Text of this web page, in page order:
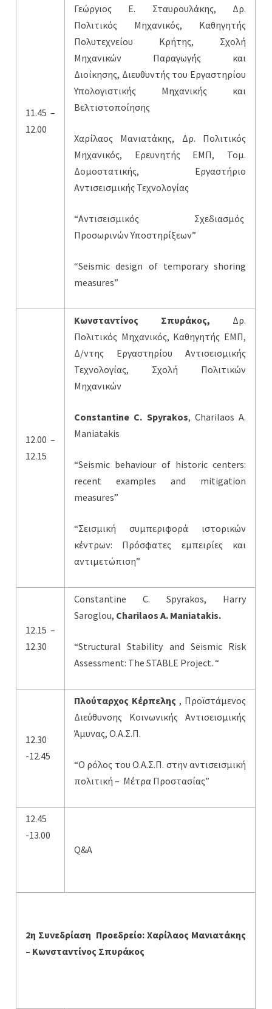
11.45 –
12.00
Γεώργιος Ε. Σταυρουλάκης, Δρ.
Πολιτικός Μηχανικός, Καθηγητής
Πολυτεχνείου Κρήτης, Σχολή
Μηχανικών Παραγωγής και
Διοίκησης, Διευθυντής του Εργαστηρίου
Υπολογιστικής Μηχανικής και
Βελτιστοποίησης
Χαρίλαος Μανιατάκης, Δρ. Πολιτικός
Μηχανικός, Ερευνητής ΕΜΠ, Τομ.
Δομοστατικής, Εργαστήριο
Αντισεισμικής Τεχνολογίας
“Αντισεισμικός Σχεδιασμός
Προσωρινών Υποστηρίξεων”
“Seismic design of temporary shoring
measures”
12.00 –
12.15
Κωνσταντίνος Σπυράκος, Δρ.
Πολιτικός Μηχανικός, Καθηγητής ΕΜΠ,
Δ/ντης Εργαστηρίου Αντισεισμικής
Τεχνολογίας, Σχολή Πολιτικών
Μηχανικών
Constantine C. Spyrakos, Charilaos A.
Maniatakis
“Seismic behaviour of historic centers:
recent examples and mitigation
measures”
“Σεισμική συμπεριφορά ιστορικών
κέντρων: Πρόσφατες εμπειρίες και
αντιμετώπιση”
12.15 –
12.30
Constantine C. Spyrakos, Harry
Saroglou, Charilaos A. Maniatakis.
“Structural Stability and Seismic Risk
Assessment: The STABLE Project. “
12.30
-12.45
Πλούταρχος Κέρπελης , Προϊστάμενος
Διεύθυνσης Κοινωνικής Αντισεισμικής
Άμυνας, Ο.Α.Σ.Π.
“Ο ρόλος του Ο.Α.Σ.Π. στην αντισεισμική
πολιτική – Μέτρα Προστασίας”
12.45
-13.00
Q&A
2η Συνεδρίαση Προεδρείο: Χαρίλαος Μανιατάκης
– Κωνσταντίνος Σπυράκος